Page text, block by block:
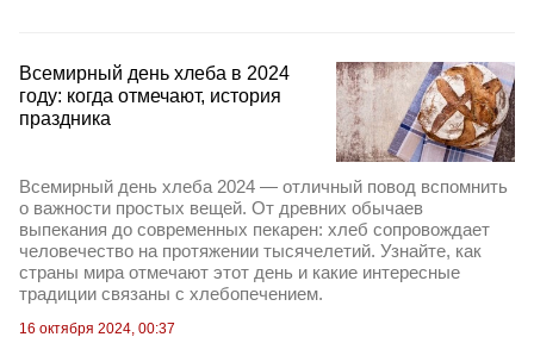
Всемирный день хлеба в 2024
году: когда отмечают, история
праздника
Всемирный день хлеба 2024 — отличный повод вспомнить
о важности простых вещей. От древних обычаев
выпекания до современных пекарен: хлеб сопровождает
человечество на протяжении тысячелетий. Узнайте, как
страны мира отмечают этот день и какие интересные
традиции связаны с хлебопечением.
16 октября 2024, 00:37